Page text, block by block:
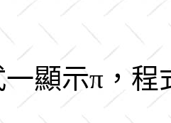
顯示π，程